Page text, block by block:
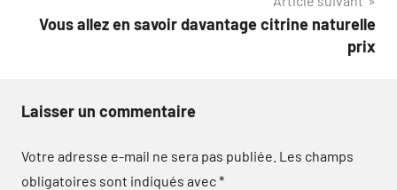
Vous allez en savoir davantage citrine naturelle
prix
Laisser un commentaire
Votre adresse e-mail ne sera pas publiée. Les champs
obligatoires sont indiqués avec*